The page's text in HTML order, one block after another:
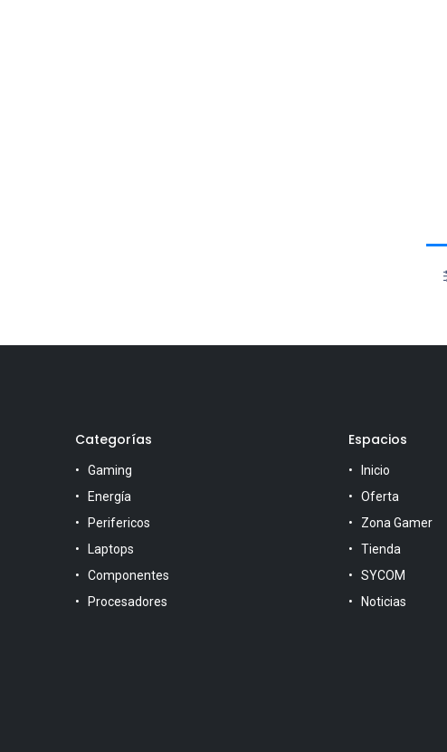
Categorías
Gaming
Energía
Perifericos
Laptops
Componentes
Procesadores
Espacios
Inicio
Oferta
Zona Gamer
Tienda
SYCOM
Noticias